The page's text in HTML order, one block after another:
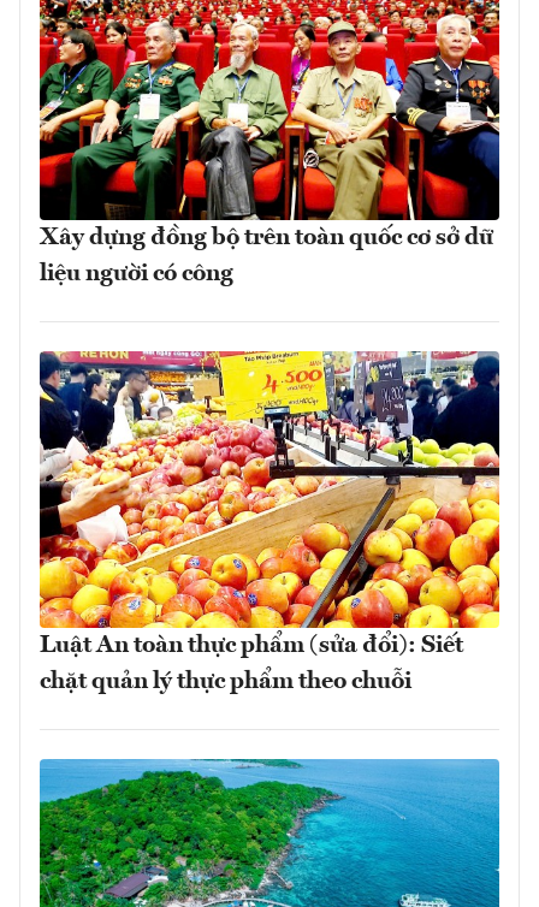
Xây dựng đồng bộ trên toàn quốc cơ sở dữ
liệu người có công
Luật An toàn thực phẩm (sửa đổi): Siết
chặt quản lý thực phẩm theo chuỗi